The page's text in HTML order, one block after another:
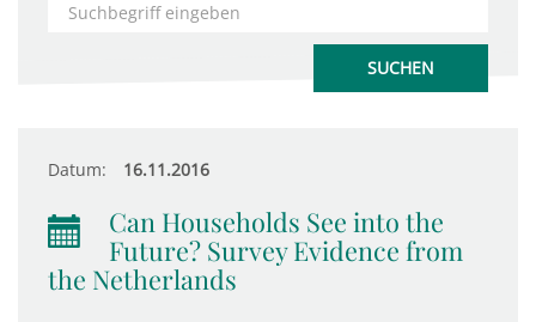
Datum: 16.11.2016
Can Households See into the
Future? Survey Evidence from
the Netherlands